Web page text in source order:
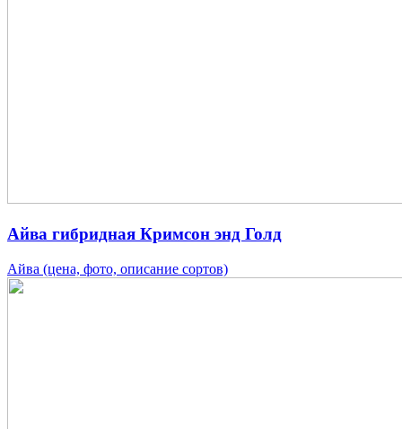
Айва гибридная Кримсон энд Голд
Айва (цена, фото, описание сортов)